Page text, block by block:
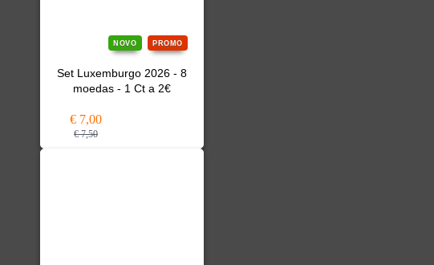
NOVO PROMO
Set Luxemburgo 2026 - 8
moedas - 1 Ct a 2€
€ 7,00
€ 7,50